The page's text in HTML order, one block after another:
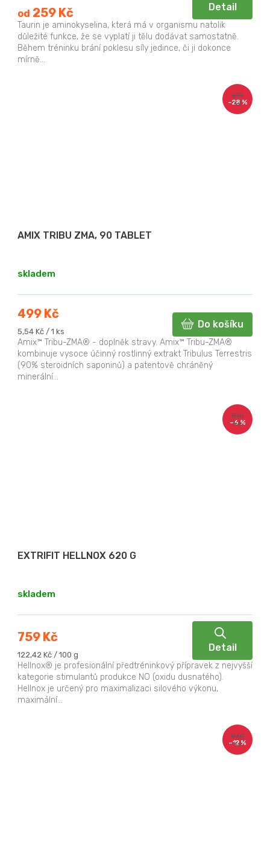
od 259 Kč Detail
Taurin je aminokyselina, která má v organismu natolik
důležité funkce, že se vyplatí ji tělu dodávat samostatně.
Během tréninku brání poklesu síly jedince, či ji dokonce
mírně...
699
Kč
–28 %
AMIX TRIBU ZMA, 90 TABLET
skladem
499 Kč
Měrná
cena:
5,54 Kč / 1 ks
Do košíku
Amix™ Tribu-ZMA® - doplněk stravy. Amix™ Tribu-ZMA®
kombinuje vysoce účinný rostlinný extrakt Tribulus Terrestris
(90% steroidních saponinů) a patentově chráněný
minerální...
810
Kč
–6 %
EXTRIFIT HELLNOX 620 G
skladem
759 Kč
Měrná
cena:
122,42 Kč / 100 g
Detail
Hellnox® je profesionální předtréninkový přípravek z nejvyšší
kategorie stimulantů produkce NO (oxidu dusnatého).
Hellnox je určený pro maximalizaci silového výkonu,
maximální...
860
Kč
–12 %